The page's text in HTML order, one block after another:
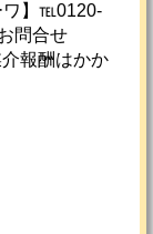
ワ】℡0120-
問合せ
報酬はかか